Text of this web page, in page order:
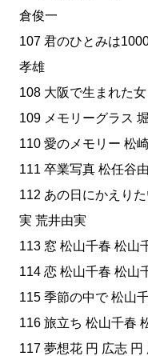
倉俊一
107 君のひとみは
孝雄
108 大阪で生まれた
109 メモリーグラス
110 愛のメモリー 松
111 卒業写真 松任谷
112 あの日にかえり
実 荒井由実
113 窓 松山千春 松山
114 恋 松山千春 松山
115 季節の中で 松山
116 旅立ち 松山千春
117 夢想花 円 広志 円